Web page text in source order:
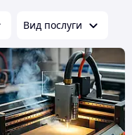
Вид послуги